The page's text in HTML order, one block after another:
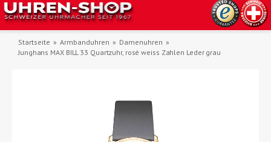
Startseite Armbanduhren
Damenuhren
Junghans MAX BILL 33 Quartzuhr, rosé weiss Zahlen Leder grau